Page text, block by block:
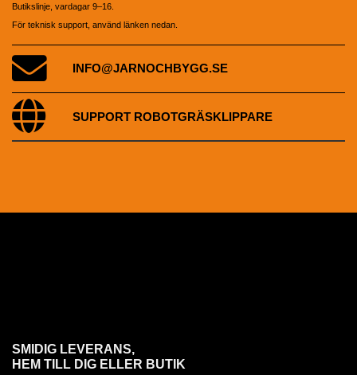
Butikslinje, vardagar 9–16.
För teknisk support, använd länken nedan.
INFO@JARNOCHBYGG.SE
SUPPORT ROBOTGRÄSKLIPPARE
SMIDIG LEVERANS,
HEM TILL DIG ELLER BUTIK